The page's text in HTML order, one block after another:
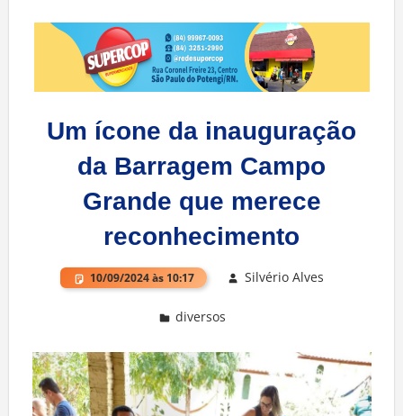
Um ícone da inauguração
da Barragem Campo
Grande que merece
reconhecimento
10/09/2024 às 10:17 Silvério Alves
diversos